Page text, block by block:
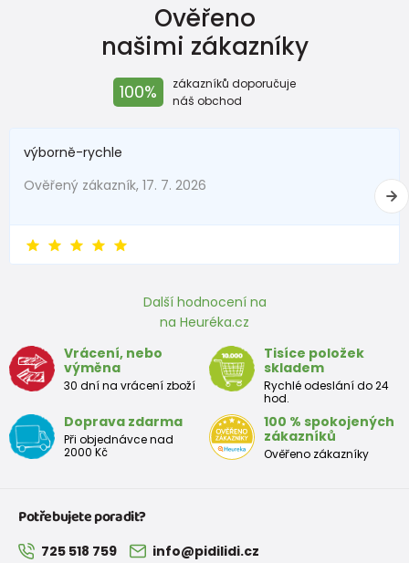
Ověřeno
našimi zákazníky
100%
zákazníků doporučuje
náš obchod
výborně-rychle
Ověřený zákazník, 17. 7. 2026
Další hodnocení na
na Heuréka.cz
Vrácení, nebo
výměna
30 dní na vrácení zboží
Tisíce položek
skladem
Rychlé odeslání do 24
hod.
Doprava zdarma
Při objednávce nad
2000 Kč
100 % spokojených
zákazníků
Ověřeno zákazníky
Potřebujete poradit?
725 518 759 info@pidilidi.cz